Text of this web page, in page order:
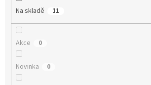
Na skladě 11
Akce 0
Novinka 0